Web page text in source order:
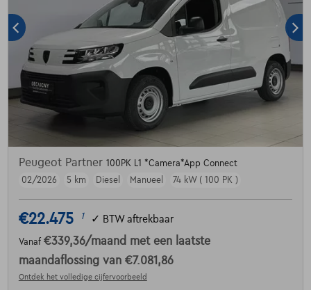
Peugeot Partner 100PK L1 *Camera*App Connect
02/2026
5 km Diesel Manueel 74 kW ( 100 PK )
€22.475 1 ✓ BTW aftrekbaar
Vanaf €339,36/maand met een laatste
maandaflossing van €7.081,86
Ontdek het volledige cijfervoorbeeld